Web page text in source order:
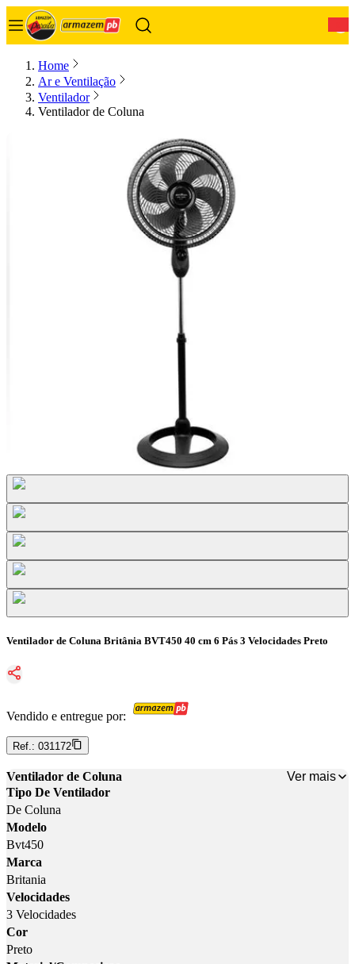
Home
Ar e Ventilação
Ventilador
Ventilador de Coluna
Ventilador de Coluna Britânia BVT450 40 cm 6 Pás 3 Velocidades Preto
Vendido e entregue por:
Ref.: 031172
Ventilador de Coluna
Ver mais
Tipo De Ventilador
De Coluna
Modelo
Bvt450
Marca
Britania
Velocidades
3 Velocidades
Cor
Preto